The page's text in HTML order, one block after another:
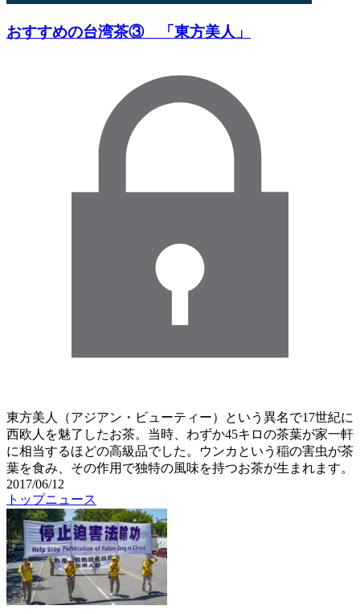
おすすめの台湾茶③ 「東方美人」
東方美人（アジアン・ビューティー）という異名で17世紀に
西欧人を魅了したお茶。当時、わずか45キロの茶葉が家一軒
に相当するほどの高級品でした。ウンカという稲の害虫が茶
葉を食み、その作用で独特の風味を持つお茶が生まれます。
2017/06/12
トップニュース